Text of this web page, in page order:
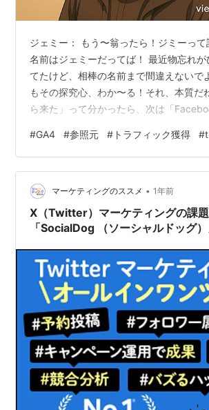
ジェミー： もう〜翁ったら！ジミーっ
名前はジェミーだってば！ 最近物忘れが
てたけど、相棒の名前まで間違えないで
もその探究心、わか〜る！それ、本質だ
ら来た」って分かったら、次は「
ゃうよね。 そこを突き止める方法、教
が分かれば、どこのSNSで翁が人気者な
からね！ 【GA4】SNSからの流入元を
「Facebook」か「X」かを見分ける方法
わ、悪かったよジェミー…。 どうも最近
が覚えられなくてな…
#GA4 #参照元 # トラフィック獲得 #
マーケティングのススメ • 1年前
X（Twitter）マーケティングの課
「SocialDog （ソーシャルドッグ